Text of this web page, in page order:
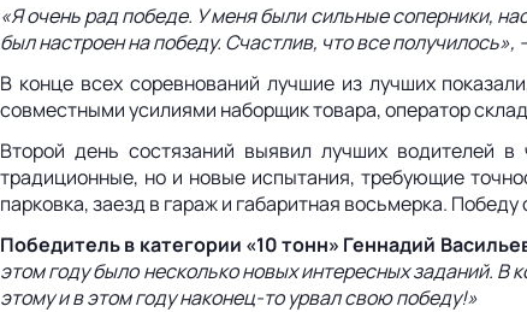
«Я очень рад победе. У меня были сильные соперники,
был настроен на победу. Счастлив, что все получилось»,
В конце всех соревнований лучшие из лучших
совместными усилиями наборщик товара, оператор
Второй день состязаний выявил лучших водителей
традиционные, но и новые испытания, требующие
парковка, заезд в гараж и габаритная восьмерка.
Победитель в категории «10 тонн» Геннадий
этом году было несколько новых интересных заданий. В
этому и в этом году наконец-то урвал свою победу!»